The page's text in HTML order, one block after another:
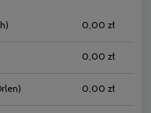
0,00 zł
0,00 zł
0,00 zł